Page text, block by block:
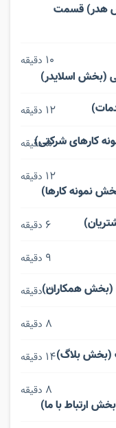
هدر) قسمت
10 دقیقه
12 دقیقه
5دقیقه
12 دقیقه
6 دقیقه
9 دقیقه
3 دقیقه
8 دقیقه
14 دقیقه
8 دقیقه